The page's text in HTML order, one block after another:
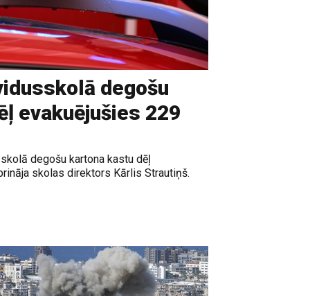
degošu
evakuējušies 229
degošu kartona kastu dēļ
skolas direktors Kārlis Strautiņš.